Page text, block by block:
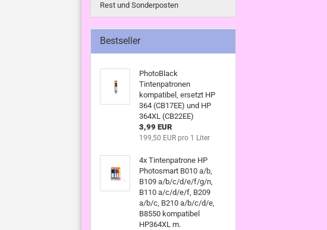
Rest und Sonderposten
Bestseller
PhotoBlack
Tintenpatronen
kompatibel, ersetzt HP
364 (CB17EE) und HP
364XL (CB22EE)
3,99 EUR
199,50 EUR pro 1 Liter
4x Tintenpatrone HP
Photosmart B010 a/b,
B109 a/b/c/d/e/f/g/n,
B110 a/c/d/e/f, B209
a/b/c, B210 a/b/c/d/e,
B8550 kompatibel
HP364XL m.